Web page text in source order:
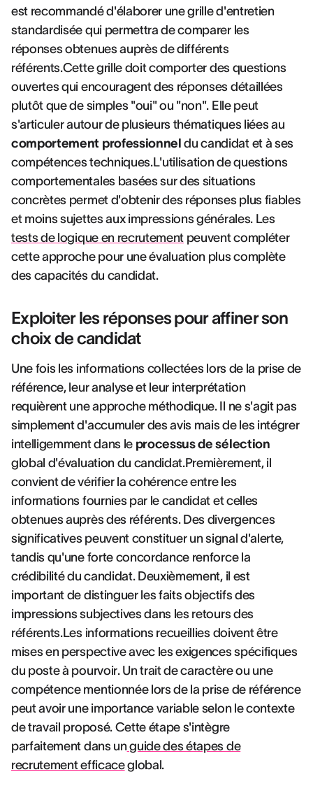
est recommandé d'élaborer une grille d'entretien
standardisée qui permettra de comparer les
réponses obtenues auprès de différents
référents.Cette grille doit comporter des questions
ouvertes qui encouragent des réponses détaillées
plutôt que de simples "oui" ou "non". Elle peut
s'articuler autour de plusieurs thématiques liées au
comportement professionnel du candidat et à ses
compétences techniques.L'utilisation de questions
comportementales basées sur des situations
concrètes permet d'obtenir des réponses plus fiables
et moins sujettes aux impressions générales. Les
tests de logique en recrutement peuvent compléter
cette approche pour une évaluation plus complète
des capacités du candidat.
Exploiter les réponses pour affiner son
choix de candidat
Une fois les informations collectées lors de la prise de
référence, leur analyse et leur interprétation
requièrent une approche méthodique. Il ne s'agit pas
simplement d'accumuler des avis mais de les intégrer
intelligemment dans le processus de sélection
global d'évaluation du candidat.Premièrement, il
convient de vérifier la cohérence entre les
informations fournies par le candidat et celles
obtenues auprès des référents. Des divergences
significatives peuvent constituer un signal d'alerte,
tandis qu'une forte concordance renforce la
crédibilité du candidat. Deuxièmement, il est
important de distinguer les faits objectifs des
impressions subjectives dans les retours des
référents.Les informations recueillies doivent être
mises en perspective avec les exigences spécifiques
du poste à pourvoir. Un trait de caractère ou une
compétence mentionnée lors de la prise de référence
peut avoir une importance variable selon le contexte
de travail proposé. Cette étape s'intègre
parfaitement dans unguide des étapes de
recrutement efficaceglobal.